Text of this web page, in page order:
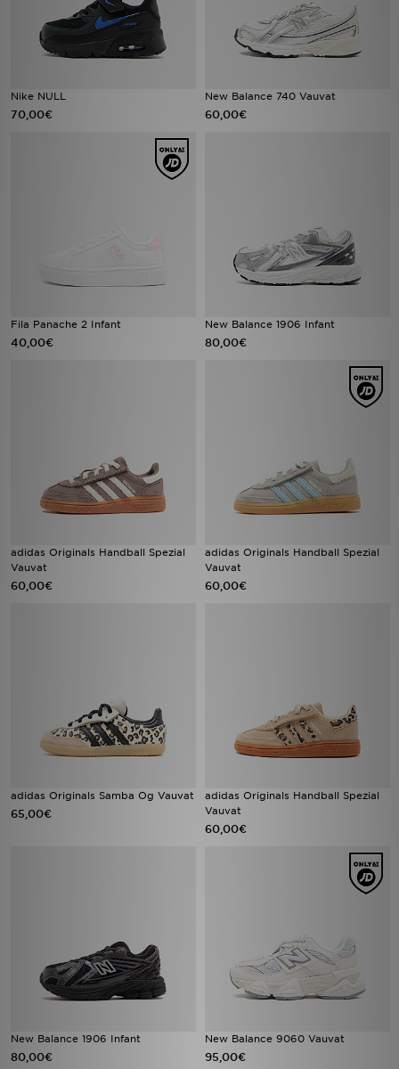
Nike NULL
70,00€
New Balance 740 Vauvat
60,00€
Fila Panache 2 Infant
40,00€
New Balance 1906 Infant
80,00€
adidas Originals Handball Spezial
Vauvat
60,00€
adidas Originals Handball Spezial
Vauvat
60,00€
adidas Originals Samba Og Vauvat
65,00€
adidas Originals Handball Spezial
Vauvat
60,00€
New Balance 1906 Infant
80,00€
New Balance 9060 Vauvat
95,00€